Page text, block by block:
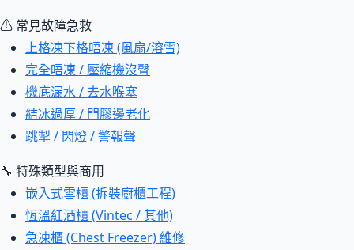
⚠ 常見故障急救
上格凍下格唔凍 (風扇/溶雪)
完全唔凍 / 壓縮機沒聲
機底漏水 / 去水喉塞
結冰過厚 / 門膠邊老化
跳掣 / 閃燈 / 警報聲
🔧 特殊類型與商用
嵌入式雪櫃 (拆裝廚櫃工程)
恆溫紅酒櫃 (Vintec / 其他)
急凍櫃 (Chest Freezer) 維修